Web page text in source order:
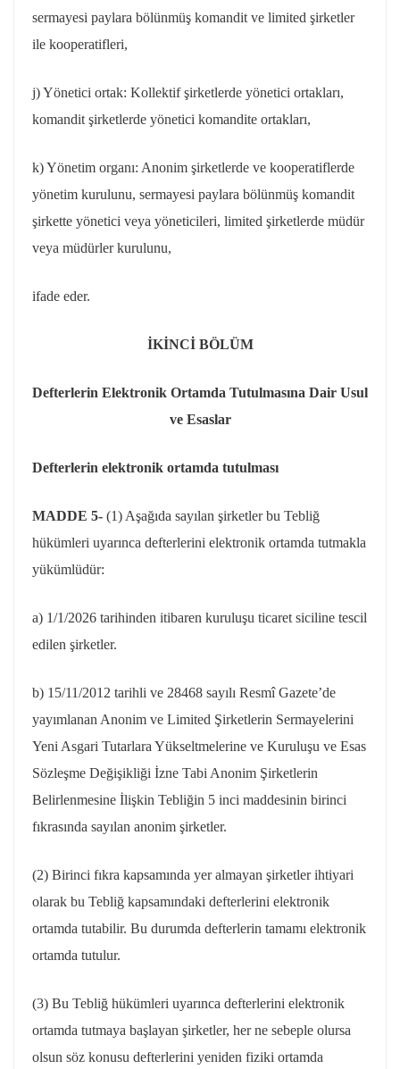
sermayesi paylara bölünmüş komandit ve limited şirketler
ile kooperatifleri,
j) Yönetici ortak: Kollektif şirketlerde yönetici ortakları,
komandit şirketlerde yönetici komandite ortakları,
k) Yönetim organı: Anonim şirketlerde ve kooperatiflerde
yönetim kurulunu, sermayesi paylara bölünmüş komandit
şirkette yönetici veya yöneticileri, limited şirketlerde müdür
veya müdürler kurulunu,
ifade eder.
İKİNCİ BÖLÜM
Defterlerin Elektronik Ortamda Tutulmasına Dair Usul
ve Esaslar
Defterlerin elektronik ortamda tutulması
MADDE 5- (1) Aşağıda sayılan şirketler bu Tebliğ
hükümleri uyarınca defterlerini elektronik ortamda tutmakla
yükümlüdür:
a) 1/1/2026 tarihinden itibaren kuruluşu ticaret siciline tescil
edilen şirketler.
b) 15/11/2012 tarihli ve 28468 sayılı Resmî Gazete’de
yayımlanan Anonim ve Limited Şirketlerin Sermayelerini
Yeni Asgari Tutarlara Yükseltmelerine ve Kuruluşu ve Esas
Sözleşme Değişikliği İzne Tabi Anonim Şirketlerin
Belirlenmesine İlişkin Tebliğin 5 inci maddesinin birinci
fıkrasında sayılan anonim şirketler.
(2) Birinci fıkra kapsamında yer almayan şirketler ihtiyari
olarak bu Tebliğ kapsamındaki defterlerini elektronik
ortamda tutabilir. Bu durumda defterlerin tamamı elektronik
ortamda tutulur.
(3) Bu Tebliğ hükümleri uyarınca defterlerini elektronik
ortamda tutmaya başlayan şirketler, her ne sebeple olursa
olsun söz konusu defterlerini yeniden fiziki ortamda